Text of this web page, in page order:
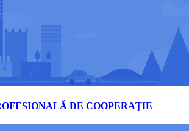
DE COOPERAŢIE